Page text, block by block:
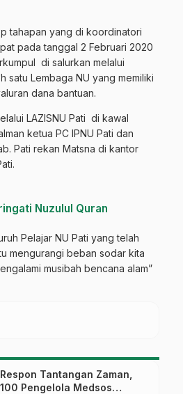
tahapan yang di koordinatori
pada tanggal 2 Februari 2020
di salurkan melalui
satu Lembaga NU yang memiliki
dana bantuan.
LAZISNU Pati di kawal
ketua PC IPNU Pati dan
Pati rekan Matsna di kantor
Nuzulul Quran
Pelajar NU Pati yang telah
mengurangi beban sodar kita
musibah bencana alam”
Respon Tantangan Zaman,
100 Pengelola Medsos